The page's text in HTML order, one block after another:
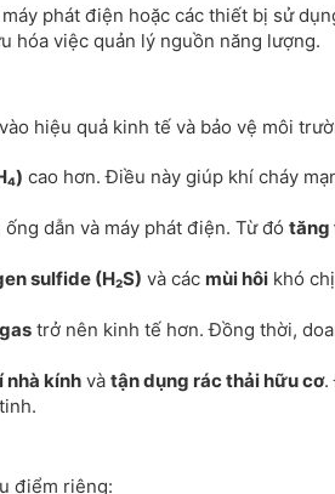
phát điện hoặc các thiết bị sử
hóa việc quản lý nguồn năng lượng.
hiệu quả kinh tế và bảo vệ môi
cao hơn. Điều này giúp khí cháy
ống dẫn và máy phát điện. Từ đó tăng
sulfide (H₂S) và các mùi hôi khó
trở nên kinh tế hơn. Đồng thời,
nhà kính và tận dụng rác thải hữu cơ.
điểm riêng: